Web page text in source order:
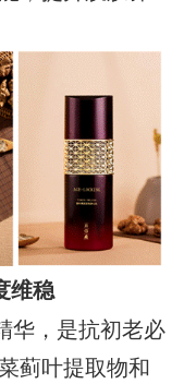
维稳
华，是抗初老必
蓟叶提取物和